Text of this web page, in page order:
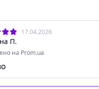
значке, в зависимости
что выбрали нас! Будем
у нас на сайте!
17.04.2026
П.
на Prom.ua